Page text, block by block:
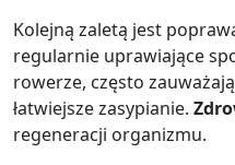
Kolejną zaletą jest
regularnie uprawiające
rowerze, często
łatwiejsze zasypianie.
regeneracji organizmu.